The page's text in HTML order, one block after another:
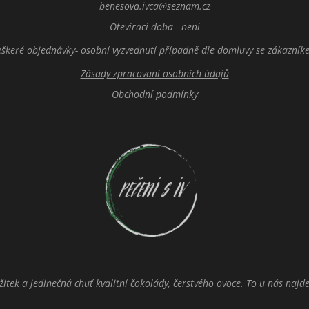
benesova.ivca@seznam.cz
Otevírací doba - není
objednávky- osobní vyzvednutí případně dle domluvy se
Zásady zpracovaní osobních údajů
Obchodní podmínky
a jedinečná chuť kvalitní čokolády, čerstvého ovoce. To u nás